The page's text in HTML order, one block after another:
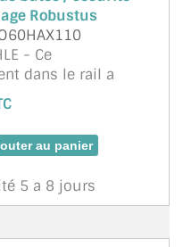
Robustus
- Ce
dans le rail a
amortisseurs de
avec protection
intégrée sont
le rail de guidage sup
5 a 8 jours